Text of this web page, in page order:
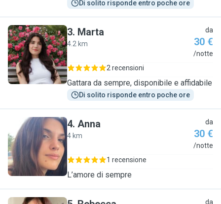
Di solito risponde entro poche ore
M
3. Marta
4.2 km
da
30 €
/notte
2 recensioni
Gattara da sempre, disponibile e affidabile
Di solito risponde entro poche ore
A
4. Anna
4 km
da
30 €
/notte
1 recensione
L’amore di sempre
da